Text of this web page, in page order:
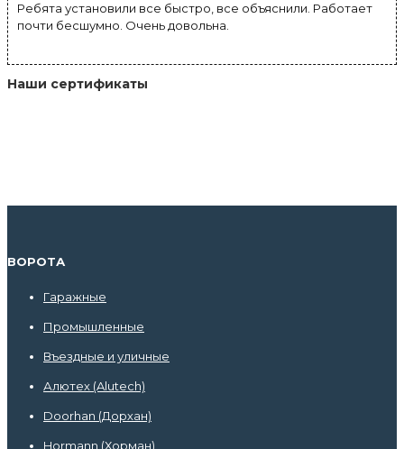
Ребята установили все быстро, все объяснили. Работает
почти бесшумно. Очень довольна.
Наши сертификаты
ВОРОТА
Гаражные
Промышленные
Въездные и уличные
Алютех (Alutech)
Doorhan (Дорхан)
Hormann (Хорман)